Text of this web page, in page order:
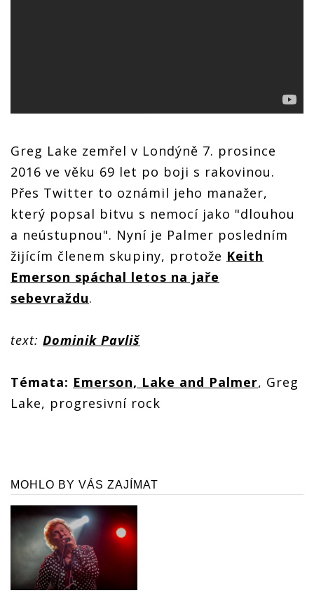
Greg Lake zemřel v Londýně 7. prosince
2016 ve věku 69 let po boji s rakovinou.
Přes Twitter to oznámil jeho manažer,
který popsal bitvu s nemocí jako "dlouhou
a neústupnou". Nyní je Palmer posledním
žijícím členem skupiny, protože Keith
Emerson spáchal letos na jaře
sebevraždu.
text: Dominik Pavliš
Témata: Emerson, Lake and Palmer, Greg
Lake, progresivní rock
MOHLO BY VÁS ZAJÍMAT